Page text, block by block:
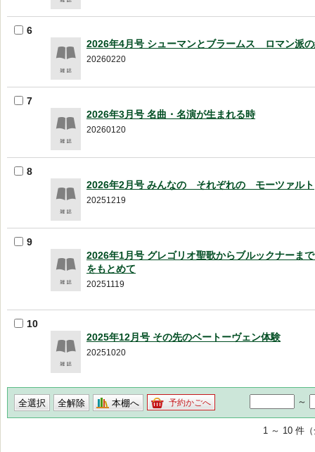
6
2026年4月号 シューマンとブラームス ロマン派
20260220
7
2026年3月号 名曲・名演が生まれる時
20260120
8
2026年2月号 みんなの それぞれの モーツァルト
20251219
9
2026年1月号 グレゴリオ聖歌からブルックナーま
をもとめて
20251119
10
2025年12月号 その先のベートーヴェン体験
20251020
本棚へ 予約かごへ ～
1 ～ 10 件